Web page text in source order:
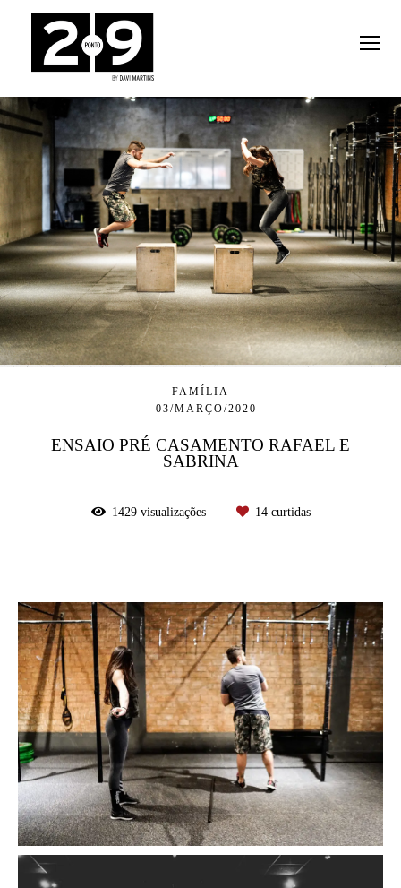
FAMÍLIA
03/MARÇO/2020
ENSAIO PRÉ CASAMENTO RAFAEL E
SABRINA
1429visualizações 14curtidas